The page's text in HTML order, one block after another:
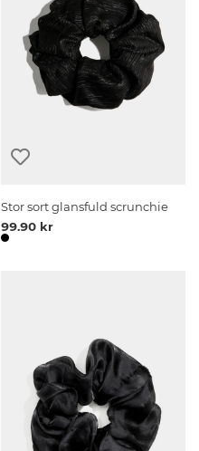
Stor sort glansfuld scrunchie
99.90 kr